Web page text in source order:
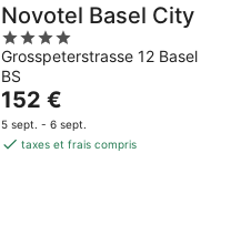
Novotel Basel City
4
out
of
5
Grosspeterstrasse 12 Basel
BS
Le
prix
est
152 €
5 sept. - 6 sept.
taxes et frais compris